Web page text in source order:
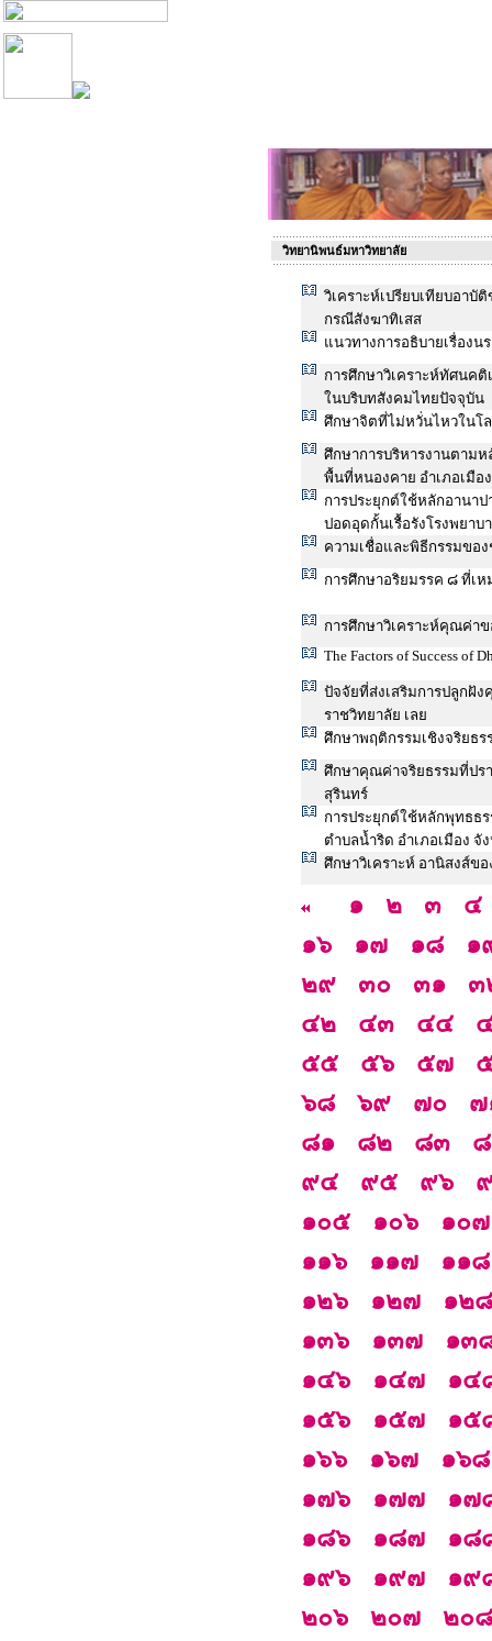
วิทยานิพนธ์มหาวิทยาลัย
วิเคราะห์เปรียบเทียบอา
กรณีสังฆาทิเสส
แนวทางการอธิบายเรื่อง
การศึกษาวิเคราะห์ทัศนค
ในบริบทสังคมไทยปัจจุบัน
ศึกษาจิตที่ไม่หวั่นไหวในโ
ศึกษาการบริหารงานตาม
พื้นที่หนองคาย อำเภอเมือ
การประยุกต์ใช้หลักอานา
ปอดอุดกั้นเรื้อรังโรงพยาบ
ความเชื่อและพิธีกรรมขอ
การศึกษาอริยมรรค ๘ ที่เ
การศึกษาวิเคราะห์คุณค่า
The Factors of Success of
ปัจจัยที่ส่งเสริมการปลูกฝั
ราชวิทยาลัย เลย
ศึกษาพฤติกรรมเชิงจริยธร
ศึกษาคุณค่าจริยธรรมที่ปร
สุรินทร์
การประยุกต์ใช้หลักพุทธธ
ตำบลน้ำริด อำเภอเมือง จั
ศึกษาวิเคราะห์ อานิสงส์ข
๑ ๒ ๓
๔
๑๖
๑๗ ๑๘
๑
๒๙
๓๐ ๓๑
๓
๔๒
๔๓ ๔๔
๕๕
๕๖ ๕๗
๖๘
๖๙ ๗๐
๗
๘๑
๘๒ ๘๓
๙๔
๙๕ ๙๖
๑๐๕
๑๐๖
๑๐๗
๑๑๖
๑๑๗
๑๑๘
๑๒๖
๑๒๗
๑๒๘
๑๓๖
๑๓๗
๑๓
๑๔๖
๑๔๗
๑๔
๑๕๖
๑๕๗
๑๕
๑๖๖
๑๖๗
๑๖๘
๑๗๖
๑๗๗
๑๗
๑๘๖
๑๘๗
๑๘
๑๙๖
๑๙๗
๑๙
๒๐๖
๒๐๗
๒๐๘